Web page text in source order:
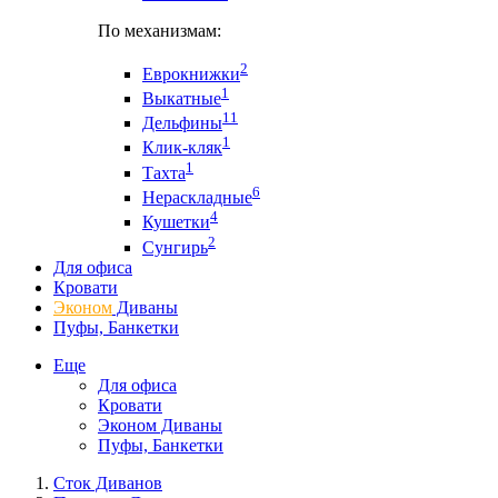
По механизмам:
Еврокнижки2
Выкатные1
Дельфины11
Клик-кляк1
Тахта1
Нераскладные6
Кушетки4
Сунгирь2
Для офиса
Кровати
Эконом Диваны
Пуфы, Банкетки
Еще
Для офиса
Кровати
Эконом Диваны
Пуфы, Банкетки
Сток Диванов